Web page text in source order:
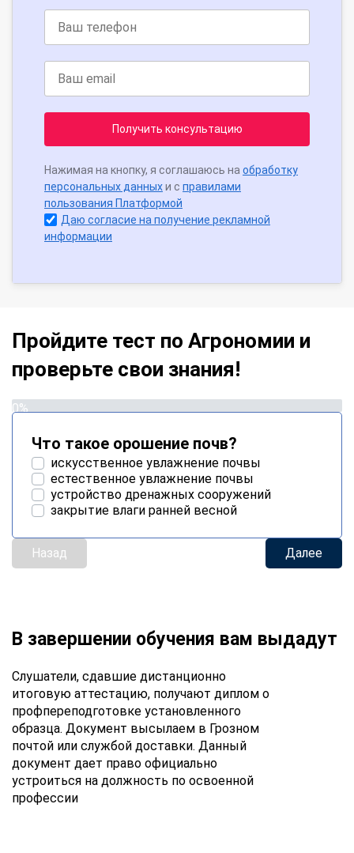
Получить консультацию
Нажимая на кнопку, я соглашаюсь на обработку
персональных данныхи с правилами
пользования Платформой
Даю согласие на получение рекламной
информации
Пройдите тест по Агрономии и
проверьте свои знания!
0%
Что такое орошение почв?
искусственное увлажнение почвы
естественное увлажнение почвы
устройство дренажных сооружений
закрытие влаги ранней весной
Назад Далее
В завершении обучения вам выдадут
Слушатели, сдавшие дистанционно
итоговую аттестацию, получают диплом о
профпереподготовке установленного
образца. Документ высылаем в Грозном
почтой или службой доставки. Данный
документ дает право официально
устроиться на должность по освоенной
профессии